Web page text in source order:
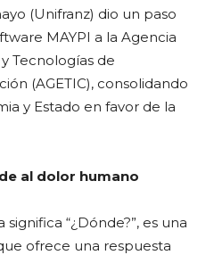
(Unifranz) dio un paso
MAYPI a la Agencia
Tecnologías de
(AGETIC), consolidando
y Estado en favor de la
al dolor humano
“¿Dónde?”, es una
ofrece una respuesta